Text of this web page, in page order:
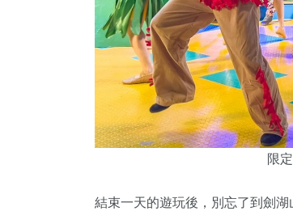
限
結束一天的遊玩後，別忘了到劍